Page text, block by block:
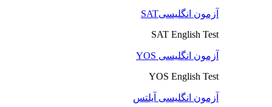
آزمون انگلیسیSAT
SAT English Test
آزمون انگلیسی YOS
YOS English Test
آزمون انگلیسی آیلتس